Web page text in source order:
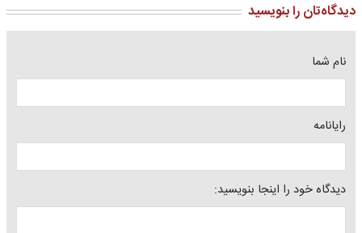
دیدگاه‌تان را بنویسید
نام شما
رایانامه
دیدگاه خود را اینجا بنویسید: